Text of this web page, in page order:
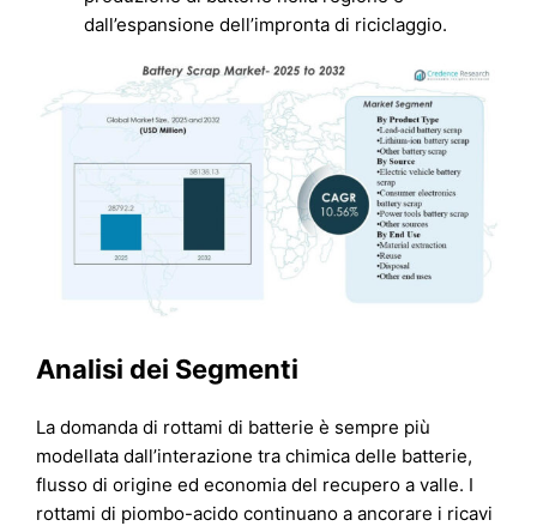
dall’espansione dell’impronta di riciclaggio.
Analisi dei Segmenti
La domanda di rottami di batterie è sempre più
modellata dall’interazione tra chimica delle batterie,
flusso di origine ed economia del recupero a valle. I
rottami di piombo-acido continuano a ancorare i ricavi